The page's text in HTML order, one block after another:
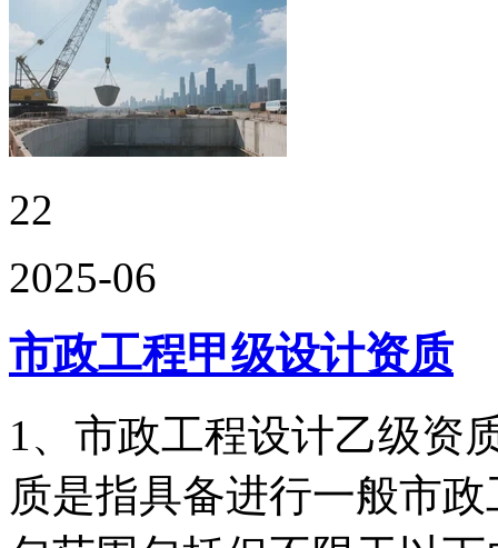
22
2025-06
市政工程甲级设计资质
1、市政工程设计乙级资
质是指具备进行一般市